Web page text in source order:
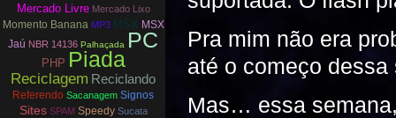
Pra mim não era
até o começo
Mas… essa
Mercado Livre Mercado Lixo
Momento Banana MP3 MSX MSX
Jaú NBR 14136 Palhaçada PC
PHP Piada
Reciclagem Reciclando
Referendo Sacanagem Signos
Sites SPAM Speedy Sucata